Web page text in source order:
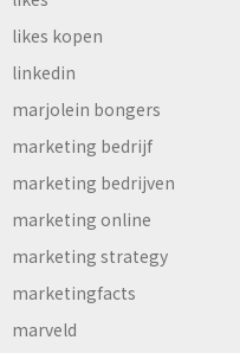
likes kopen
linkedin
marjolein bongers
marketing bedrijf
marketing bedrijven
marketing online
marketing strategy
marketingfacts
marveld